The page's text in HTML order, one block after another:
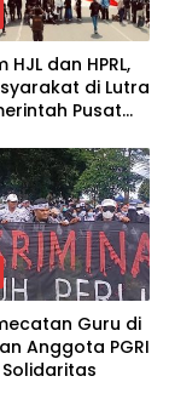
dan HPRL,
di Lutra
Pusat
Guru di
Anggota PGRI